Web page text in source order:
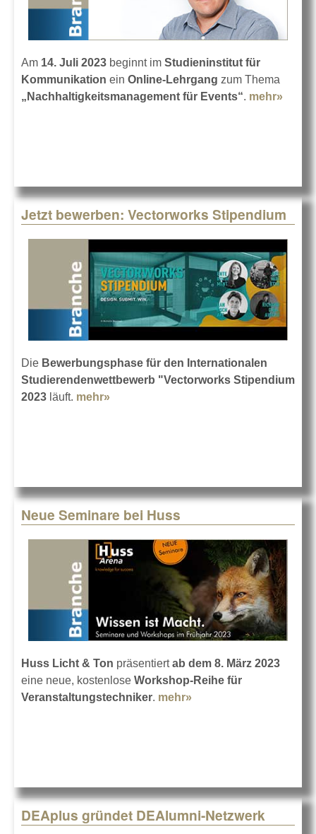
Am 14. Juli 2023 beginnt im Studieninstitut für
Kommunikation ein Online-Lehrgang zum Thema
„Nachhaltigkeitsmanagement für Events“. mehr»
Jetzt bewerben: Vectorworks Stipendium
Die Bewerbungsphase für den Internationalen
Studierendenwettbewerb "Vectorworks Stipendium
2023 läuft. mehr»
Neue Seminare bei Huss
Huss Licht & Ton präsentiertab dem 8. März 2023
eine neue, kostenlose Workshop-Reihe für
Veranstaltungstechniker. mehr»
DEAplus gründet DEAlumni-Netzwerk